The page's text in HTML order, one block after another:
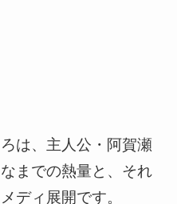
は、主人公・阿賀瀬
までの熱量と、それ
ディ展開です。